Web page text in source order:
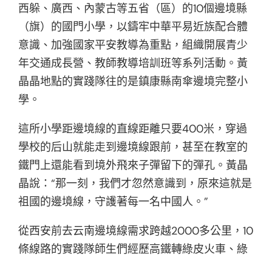
西躲、廣西、內蒙古等五省（區）的10個邊境縣
（旗）的國門小學，以鑄牢中華平易近族配合體
意識、加強國家平安教導為重點，組織開展青少
年交通成長營、教師教導培訓班等系列活動。黃
晶晶地點的實踐隊往的是鎮康縣南傘邊境完整小
學。
這所小學距邊境線的直線距離只要400米，穿過
學校的后山就能走到邊境線跟前，甚至在教室的
鐵門上還能看到境外飛來子彈留下的彈孔。黃晶
晶說：“那一刻，我們才忽然意識到，原來這就是
祖國的邊境線，守護著每一名中國人。”
從西安前去云南邊境線需求跨越2000多公里，10
條線路的實踐隊師生們經歷高鐵轉綠皮火車、綠